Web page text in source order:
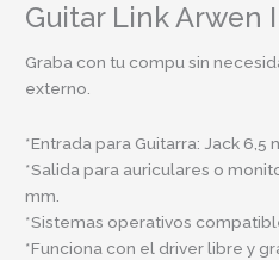
Guitar Link Arwen
Graba con tu compu sin
externo.
*Entrada para Guitarra: Jack 6,5
*Salida para auriculares o
mm.
*Sistemas operativos
*Funciona con el driver libre y